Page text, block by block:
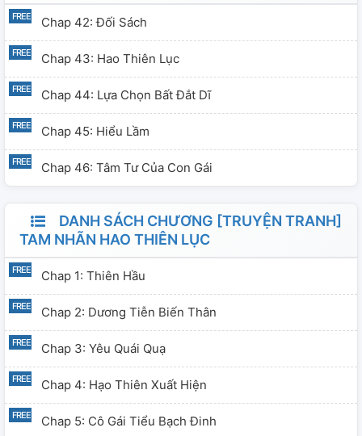
Chap 42: Đối Sách
Chap 43: Hao Thiên Lục
Chap 44: Lựa Chọn Bất Đắt Dĩ
Chap 45: Hiểu Lầm
Chap 46: Tâm Tư Của Con Gái
DANH SÁCH CHƯƠNG [TRUYỆN TRANH]
TAM NHÃN HAO THIÊN LỤC
Chap 1: Thiên Hầu
Chap 2: Dương Tiễn Biến Thân
Chap 3: Yêu Quái Quạ
Chap 4: Hạo Thiên Xuất Hiện
Chap 5: Cô Gái Tiểu Bạch Đinh